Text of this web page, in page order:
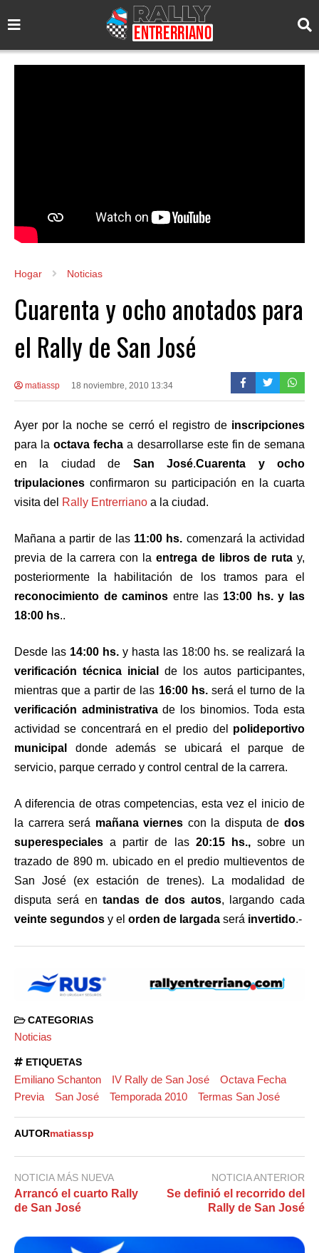
Hogar Noticias
Cuarenta y ocho anotados para
el Rally de San José
matiassp 18 noviembre, 2010 13:34
Ayer por la noche se cerró el registro de inscripciones
para laoctava fecha a desarrollarse este fin de semana
en la ciudad de San José.Cuarenta y ocho
tripulaciones confirmaron su participación en la cuarta
visita del Rally Entrerriano a la ciudad.
Mañana a partir de las 11:00 hs. comenzará la actividad
previa de la carrera con la entrega de libros de ruta y,
posteriormente la habilitación de los tramos para el
reconocimiento de caminos entre las 13:00 hs. y las
18:00 hs..
Desde las 14:00 hs. y hasta las 18:00 hs. se realizará la
verificación técnica inicial
de los autos participantes,
mientras que a partir de las 16:00 hs.será el turno de la
verificación administrativade los binomios. Toda esta
actividad se concentrará en el predio del polideportivo
municipal
donde además se ubicará el parque de
servicio, parque cerrado y control central de la carrera.
A diferencia de otras competencias, esta vez el inicio de
la carrera será mañana viernes con la disputa dedos
superespeciales a partir de las20:15 hs.,sobre un
trazado de 890 m. ubicado en el predio multieventos de
San José (ex estación de trenes). La modalidad de
disputa será entandas de dos autos, largando cada
veinte segundos y el orden de largada será invertido.-
CATEGORIAS
Noticias
ETIQUETAS
Emiliano Schanton IV Rally de San José
Octava Fecha
Previa
San José Temporada 2010 Termas San José
AUTORmatiassp
NOTICIA MÁS NUEVA
Arrancó el cuarto Rally
de San José
NOTICIA ANTERIOR
Se definió el recorrido del
Rally de San José